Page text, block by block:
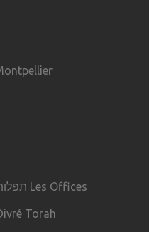
תפלות Les Offices
Torah